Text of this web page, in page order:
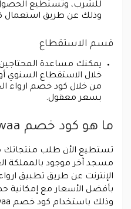
للشرب، وتستطيع
وذلك عن طريق استعمال
قسم الاستقطاع
يمكنك مساعدة
خلال الاستقطاع السنوي
من خلال كود خصم ارواء
بسعر معقول.
ما هو كود خصم erwaa
تستطيع الأن طلب منتجاتك
مسجد آخر موجود بالمملكة
الإنترنت عن طريق تطبيق
بأفضل الأسعار مع